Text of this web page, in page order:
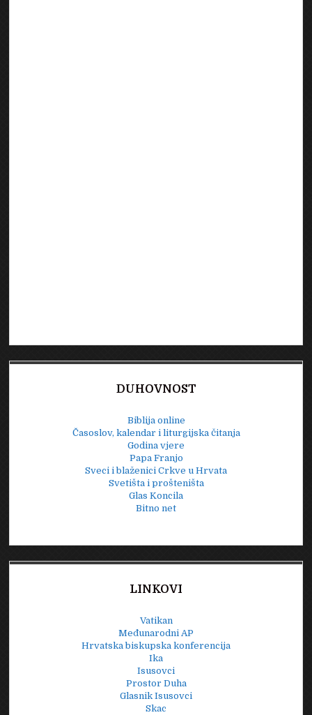
DUHOVNOST
Biblija online
Časoslov, kalendar i liturgijska čitanja
Godina vjere
Papa Franjo
Sveci i blaženici Crkve u Hrvata
Svetišta i prošteništa
Glas Koncila
Bitno net
LINKOVI
Vatikan
Međunarodni AP
Hrvatska biskupska konferencija
Ika
Isusovci
Prostor Duha
Glasnik Isusovci
Skac